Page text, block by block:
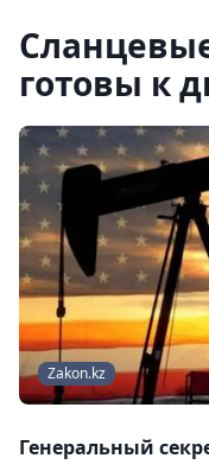
готовы к
Zakon.kz
Генеральный